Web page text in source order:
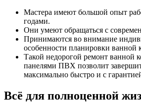
Мастера имеют большой опыт
годами.
Они умеют обращаться с
Принимаются во внимание
особенности планировки ванной
Такой недорогой ремонт ванной
панелями ПВХ позволит
максимально быстро и с
Всё для полноценной